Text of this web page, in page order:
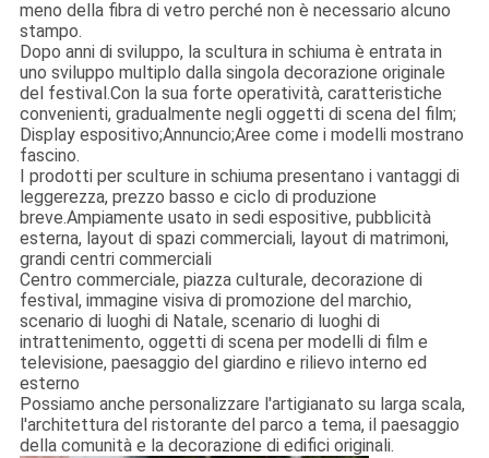
meno della fibra di vetro perché non è necessario alcuno
stampo.
Dopo anni di sviluppo, la scultura in schiuma è entrata in
uno sviluppo multiplo dalla singola decorazione originale
del festival.Con la sua forte operatività, caratteristiche
convenienti, gradualmente negli oggetti di scena del film;
Display espositivo;Annuncio;Aree come i modelli mostrano
fascino.
I prodotti per sculture in schiuma presentano i vantaggi di
leggerezza, prezzo basso e ciclo di produzione
breve.Ampiamente usato in sedi espositive, pubblicità
esterna, layout di spazi commerciali, layout di matrimoni,
grandi centri commerciali
Centro commerciale, piazza culturale, decorazione di
festival, immagine visiva di promozione del marchio,
scenario di luoghi di Natale, scenario di luoghi di
intrattenimento, oggetti di scena per modelli di film e
televisione, paesaggio del giardino e rilievo interno ed
esterno
Possiamo anche personalizzare l'artigianato su larga scala,
l'architettura del ristorante del parco a tema, il paesaggio
della comunità e la decorazione di edifici originali.